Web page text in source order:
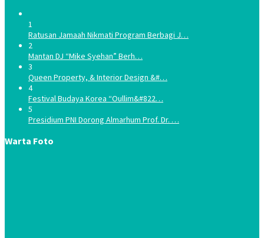
1
Ratusan Jamaah Nikmati Program Berbagi J…
2
Mantan DJ “Mike Syehan” Berh…
3
Queen Property, & Interior Design &#…
4
Festival Budaya Korea “Oullim&#822…
5
Presidium PNI Dorong Almarhum Prof. Dr. …
Warta Foto